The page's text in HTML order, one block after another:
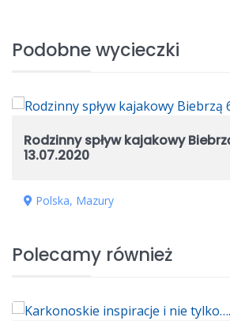
Podobne wycieczki
Rodzinny spływ kajakowy
13.07.2020
Polska, Mazury
Polecamy również